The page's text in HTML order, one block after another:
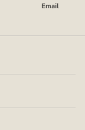
Email